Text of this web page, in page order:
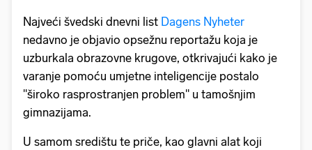
Najveći švedski dnevni list Dagens Nyheter
nedavno je objavio opsežnu reportažu koja je
uzburkala obrazovne krugove, otkrivajući kako je
varanje pomoću umjetne inteligencije postalo
"široko rasprostranjen problem" u tamošnjim
gimnazijama.
U samom središtu te priče, kao glavni alat koji